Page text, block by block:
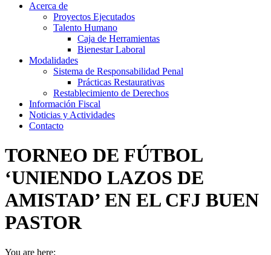
Acerca de
Proyectos Ejecutados
Talento Humano
Caja de Herramientas
Bienestar Laboral
Modalidades
Sistema de Responsabilidad Penal
Prácticas Restaurativas
Restablecimiento de Derechos
Información Fiscal
Noticias y Actividades
Contacto
TORNEO DE FÚTBOL
‘UNIENDO LAZOS DE
AMISTAD’ EN EL CFJ BUEN
PASTOR
You are here: